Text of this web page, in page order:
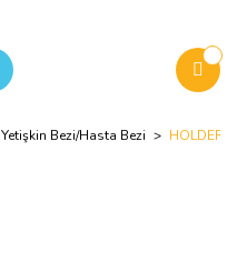
Yetişkin Bezi/Hasta Bezi HOLDER